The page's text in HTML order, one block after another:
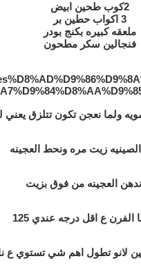
2كوب طحين ابيض
3 اكواب حطين بر
ملعقه كبيره بكنج بودر
فنجالين سكر مطحون
ولما نعجن تكون تتلزق يعني
زيت مره ونحط العجينه
العجينه من فوق بزيت
الفرن ع اقل درجه عندي 125
لانو تطول اهم شي تستوي ع